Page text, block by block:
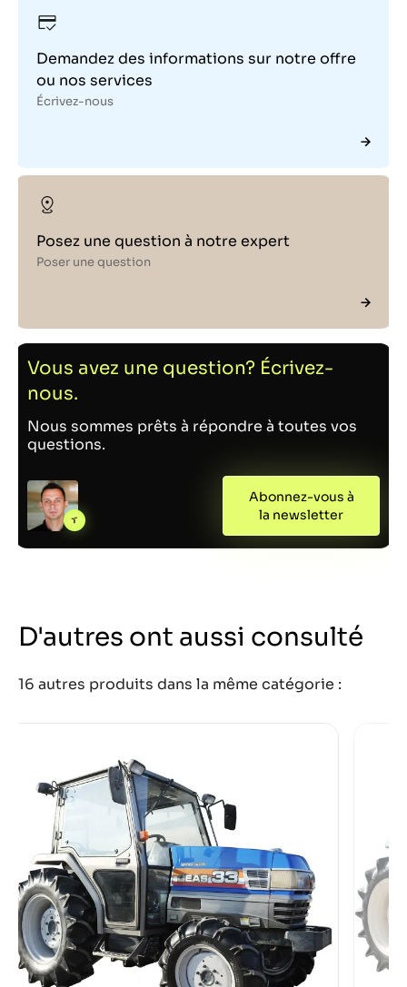
Demandez des informations sur notre offre
ou nos services
Écrivez-nous
Posez une question à notre expert
Poser une question
Vous avez une question? Écrivez-
nous.
Nous sommes prêts à répondre à toutes vos
questions.
Abonnez-vous à
la newsletter
D'autres ont aussi consulté
16 autres produits dans la même catégorie :